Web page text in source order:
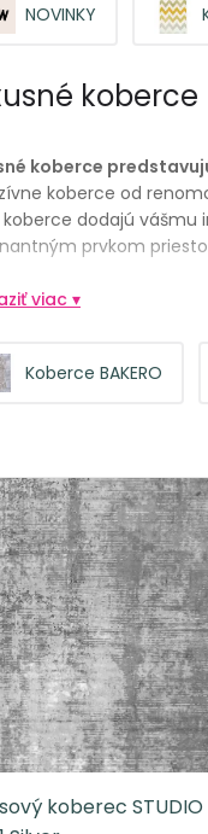
NOVINKY
koberce
koberce
koberce od
dodajú vášmu
prvkom
viac ▾
Koberce BAKERO
koberec STUDIO